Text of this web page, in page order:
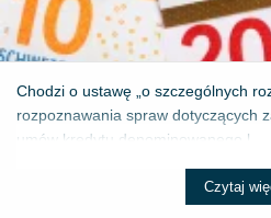
Chodzi o ustawę „o szczególnych
rozpoznawania spraw dotyczących
umów kredytu denominowanego l...
Czytaj